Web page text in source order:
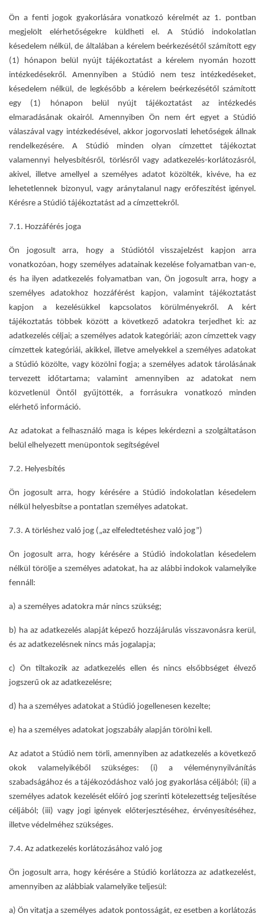
Ön a fenti jogok gyakorlására vonatkozó kérelmét az 1. pontban
megjelölt elérhetőségekre küldheti el. A Stúdió indokolatlan
késedelem nélkül, de általában a kérelem beérkezésétől számított egy
(1) hónapon belül nyújt tájékoztatást a kérelem nyomán hozott
intézkedésekről. Amennyiben a Stúdió nem tesz intézkedéseket,
késedelem nélkül, de legkésőbb a kérelem beérkezésétől számított
egy (1) hónapon belül nyújt tájékoztatást az intézkedés
elmaradásának okairól. Amennyiben Ön nem ért egyet a Stúdió
válaszával vagy intézkedésével, akkor jogorvoslati lehetőségek állnak
rendelkezésére. A Stúdió minden olyan címzettet tájékoztat
valamennyi helyesbítésről, törlésről vagy adatkezelés-korlátozásról,
akivel, illetve amellyel a személyes adatot közölték, kivéve, ha ez
lehetetlennek bizonyul, vagy aránytalanul nagy erőfeszítést igényel.
Kérésre a Stúdió tájékoztatást ad a címzettekről.
7.1. Hozzáférés joga
Ön jogosult arra, hogy a Stúdiótól visszajelzést kapjon arra
vonatkozóan, hogy személyes adatainak kezelése folyamatban van-e,
és ha ilyen adatkezelés folyamatban van, Ön jogosult arra, hogy a
személyes adatokhoz hozzáférést kapjon, valamint tájékoztatást
kapjon a kezelésükkel kapcsolatos körülményekről. A kért
tájékoztatás többek között a következő adatokra terjedhet ki: az
adatkezelés céljai; a személyes adatok kategóriái; azon címzettek vagy
címzettek kategóriái, akikkel, illetve amelyekkel a személyes adatokat
a Stúdió közölte, vagy közölni fogja; a személyes adatok tárolásának
tervezett időtartama; valamint amennyiben az adatokat nem
közvetlenül Öntől gyűjtötték, a forrásukra vonatkozó minden
elérhető információ.
Az adatokat a felhasználó maga is képes lekérdezni a szolgáltatáson
belül elhelyezett menüpontok segítségével
7.2. Helyesbítés
Ön jogosult arra, hogy kérésére a Stúdió indokolatlan késedelem
nélkül helyesbítse a pontatlan személyes adatokat.
7.3. A törléshez való jog („az elfeledtetéshez való jog”)
Ön jogosult arra, hogy kérésére a Stúdió indokolatlan késedelem
nélkül törölje a személyes adatokat, ha az alábbi indokok valamelyike
fennáll:
a) a személyes adatokra már nincs szükség;
b) ha az adatkezelés alapját képező hozzájárulás visszavonásra kerül,
és az adatkezelésnek nincs más jogalapja;
c) Ön tiltakozik az adatkezelés ellen és nincs elsőbbséget élvező
jogszerű ok az adatkezelésre;
d) ha a személyes adatokat a Stúdió jogellenesen kezelte;
e) ha a személyes adatokat jogszabály alapján törölni kell.
Az adatot a Stúdió nem törli, amennyiben az adatkezelés a következő
okok valamelyikéből szükséges: (i) a véleménynyilvánítás
szabadságához és a tájékozódáshoz való jog gyakorlása céljából; (ii) a
személyes adatok kezelését előíró jog szerinti kötelezettség teljesítése
céljából; (iii) vagy jogi igények előterjesztéséhez, érvényesítéséhez,
illetve védelméhez szükséges.
7.4. Az adatkezelés korlátozásához való jog
Ön jogosult arra, hogy kérésére a Stúdió korlátozza az adatkezelést,
amennyiben az alábbiak valamelyike teljesül:
a) Ön vitatja a személyes adatok pontosságát, ez esetben a korlátozás